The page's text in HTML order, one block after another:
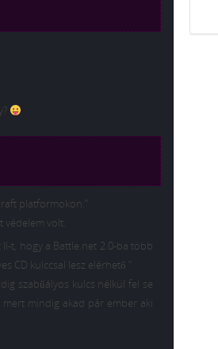
platformokon.”
védelem volt.
t, hogy a Battle.net 2.0-ba több
kulccsal lesz elérhető ”
szabűályos kulcs nélkül fel se
mindig akad pár ember aki